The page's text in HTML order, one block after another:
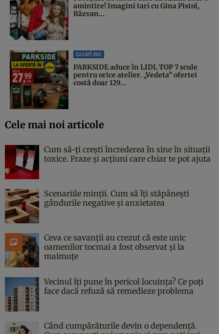
amintire! Imagini tari cu Gina Pistol,
Răzvan...
GO4IT.RO
PARKSIDE aduce în LIDL TOP 7 scule
pentru orice atelier. „Vedeta” ofertei
costă doar 129...
Cele mai noi articole
Cum să-ți crești încrederea în sine în situații
toxice. Fraze și acțiuni care chiar te pot ajuta
Scenariile minții. Cum să îți stăpânești
gândurile negative și anxietatea
Ceva ce savanții au crezut că este unic
oamenilor tocmai a fost observat și la
maimuțe
Vecinul îți pune în pericol locuința? Ce poți
face dacă refuză să remedieze problema
Când cumpărăturile devin o dependență.